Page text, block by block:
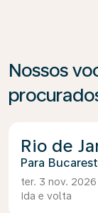
Nossos
Rio de
ter. 3 nov.
Ida e volta